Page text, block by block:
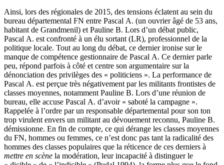
Ainsi, lors des régionales de 2015, des tensions éclatent au sein du
bureau départemental FN entre Pascal A. (un ouvrier âgé de 53 ans,
habitant de Grandmenil) et Pauline B. Lors d’un débat public,
Pascal A. est confronté à un élu sortant (LR), professionnel de la
politique locale. Tout au long du débat, ce dernier ironise sur le
manque de compétence gestionnaire de Pascal A. Ce dernier parle
peu, répond parfois à côté et centre son argumentaire sur la
dénonciation des privilèges des « politiciens ». La performance de
Pascal A. est perçue très négativement par les militants frontistes de
classes moyennes, notamment Pauline B. Lors d’une réunion de
bureau, elle accuse Pascal A. d’avoir « saboté la campagne ».
Rappelée à l’ordre par un responsable départemental pour son ton
trop virulent envers un militant au dévouement reconnu, Pauline B.
démissionne. En fin de compte, ce qui dérange les classes moyennes
du FN, hommes ou femmes, ce n’est donc pas tant la radicalité des
hommes des classes populaires que la réticence de ces derniers à
mettre en scène la modération, leur incapacité à distinguer le